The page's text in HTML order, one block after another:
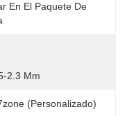
En El Paquete De
2.3 Mm
(personalizado)